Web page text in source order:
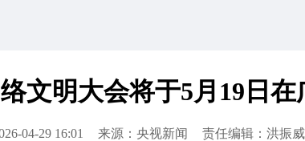
文明大会将于5月19日
04-29 16:01 来源：央视新闻 责任编辑：洪振威